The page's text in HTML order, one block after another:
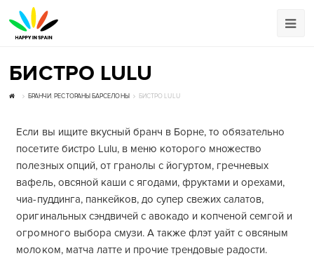
БИСТРО LULU
БРАНЧИ, РЕСТОРАНЫ БАРСЕЛОНЫ БИСТРО LULU
Если вы ищите вкусный бранч в Борне, то обязательно
посетите бистро Lulu, в меню которого множество
полезных опций, от гранолы с йогуртом, гречневых
вафель, овсяной каши с ягодами, фруктами и орехами,
чиа-пуддинга, панкейков, до супер свежих салатов,
оригинальных сэндвичей с авокадо и копченой семгой и
огромного выбора смузи. А также флэт уайт с овсяным
молоком, матча латте и прочие трендовые радости.